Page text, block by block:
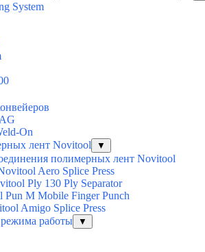
System
On
лент Novitool
▼
полимерных лент Novitool
Aero Splice Press
Ply 130 Ply Separator
M Mobile Finger Punch
Amigo Splice Press
работы
▼